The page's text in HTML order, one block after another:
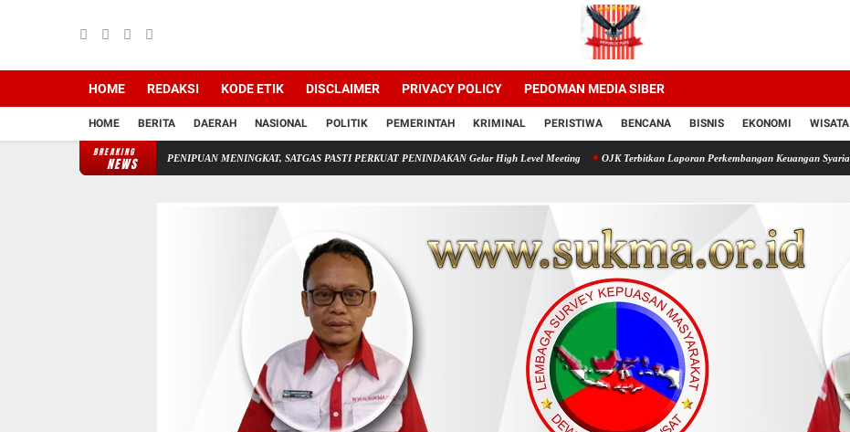
HOME REDAKSI KODE ETIK DISCLAIMER PRIVACY POLICY PEDOMAN MEDIA SIBER
HOME BERITA DAERAH NASIONAL POLITIK PEMERINTAH KRIMINAL PERISTIWA BENCANA BISNIS EKONOMI WISATA
BREAKING
NEWS
ANCAMAN PENIPUAN MENINGKAT, SATGAS PASTI PERKUAT PENINDAKAN Gelar High Level Meeting OJK Terbitkan Laporan Perkembangan Keuangan Syariah Tahun 2025